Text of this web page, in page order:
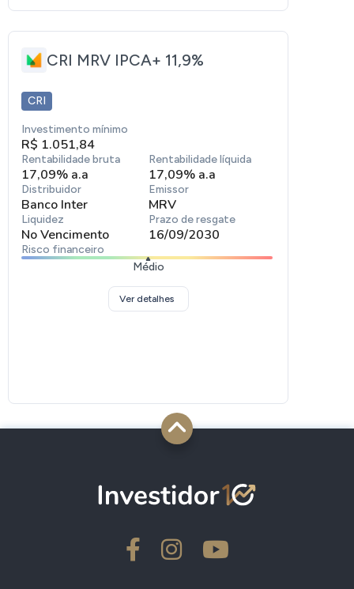
CRI MRV IPCA+ 11,9%
CRI
Investimento mínimo
R$ 1.051,84
Rentabilidade bruta
17,09% a.a
Rentabilidade líquida
17,09% a.a
Distribuidor
Banco Inter
Emissor
MRV
Liquidez
No Vencimento
Prazo de resgate
16/09/2030
Risco financeiro
Médio
Ver detalhes